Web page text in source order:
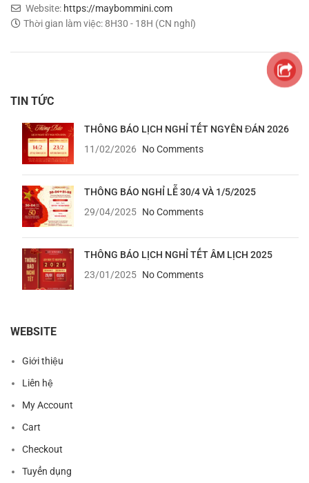
Website: https://maybommini.com
Thời gian làm việc: 8H30 - 18H (CN nghỉ)
TIN TỨC
THÔNG BÁO LỊCH NGHỈ TẾT NGYÊN ĐÁN 2026
11/02/2026
No Comments
THÔNG BÁO NGHỈ LỄ 30/4 VÀ 1/5/2025
29/04/2025 No Comments
THÔNG BÁO LỊCH NGHỈ TẾT ÂM LỊCH 2025
23/01/2025 No Comments
WEBSITE
Giới thiệu
Liên hệ
My Account
Cart
Checkout
Tuyển dụng